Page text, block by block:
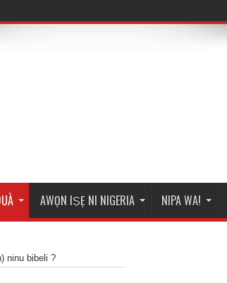
AWỌN IṢẸ NI NIGERIA NIPA WA!
ninu bibeli ?